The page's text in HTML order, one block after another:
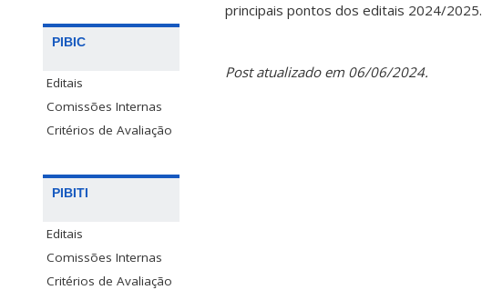
PIBIC
Editais
Comissões Internas
Critérios de Avaliação
PIBITI
Editais
Comissões Internas
Critérios de Avaliação
principais pontos dos editais 2024/2025.
Post atualizado em 06/06/2024.